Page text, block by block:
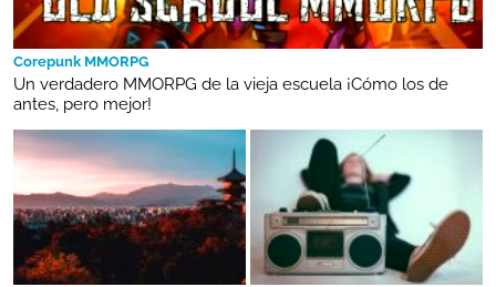
Corepunk MMORPG
Un verdadero MMORPG de la vieja escuela ¡Cómo los de
antes, pero mejor!